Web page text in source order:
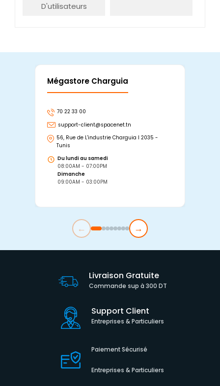
D'utilisateurs
Mégastore Charguia
70 22 33 00
support-client@spacenet.tn
56, Rue de L'industrie Charguia I 2035 -
Tunis
Du lundi au samedi
08:00AM - 07:00PM
Dimanche
09:00AM - 03:00PM
← →
Livraison Gratuite
Commande sup à 300 DT
Support Client
Entreprises & Particuliers
Paiement Sécurisé
Entreprises & Particuliers